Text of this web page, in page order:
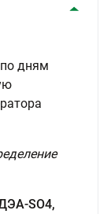
дням
SO4,